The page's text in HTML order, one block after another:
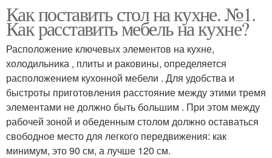
Как поставить стол на кухне. №1.
Как расставить мебель на кухне?
Расположение ключевых элементов на кухне,
холодильника , плиты и раковины, определяется
расположением кухонной мебели . Для удобства и
быстроты приготовления расстояние между этими тремя
элементами не должно быть большим . При этом между
рабочей зоной и обеденным столом должно оставаться
свободное место для легкого передвижения: как
минимум, это 90 см, а лучше 120 см.